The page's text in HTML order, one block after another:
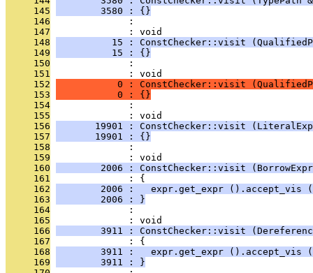
     145
        3580 : {}
     146
              :
     147
              : void
     148
15 : ConstChecker::visit
     149
          15 : {}
     150
              :
     151
              : void
     152
0 : ConstChecker::visit
     153
           0 : {}
     154
              :
     155
              : void
     156
19901 : ConstChecker::visit
     157
       19901 : {}
     158
              :
     159
              : void
     160
2006 : ConstChecker::visit
     161
              : {
     162
2006 :   expr.get_expr ().accept_vis
     163
        2006 : }
     164
              :
     165
              : void
     166
3911 : ConstChecker::visit
     167
              : {
     168
3911 :   expr.get_expr ().accept_vis
     169
        3911 : }